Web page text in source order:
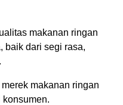
makanan ringan
baik dari segi rasa,
makanan ringan